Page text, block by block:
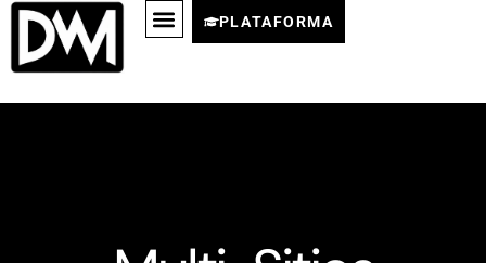
PLATAFORMA